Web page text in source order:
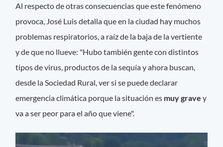
Al respecto de otras consecuencias que este fenómeno
provoca, José Luis detalla que en la ciudad hay muchos
problemas respiratorios, a raíz de la baja de la vertiente
y de que no llueve: "Hubo también gente con distintos
tipos de virus, productos de la sequía y ahora buscan,
desde la Sociedad Rural, ver si se puede declarar
emergencia climática porque la situación es muy grave y
va a ser peor para el año que viene".